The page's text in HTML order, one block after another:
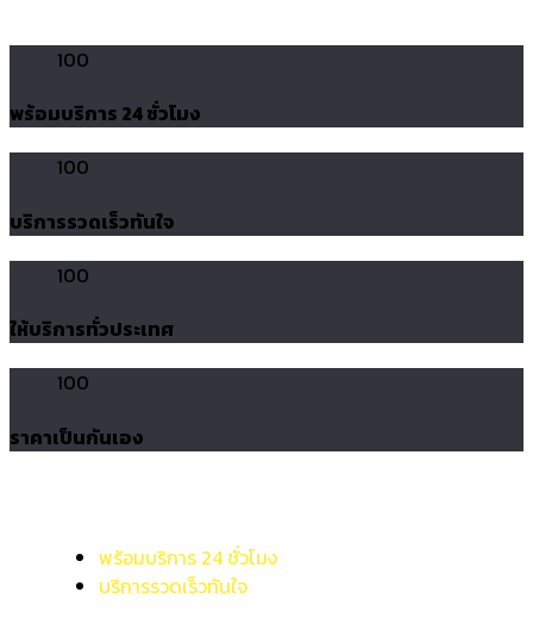
100
พร้อมบริการ 24 ชั่วโมง
100
บริการรวดเร็วทันใจ
100
ให้บริการทั่วประเทศ
100
ราคาเป็นกันเอง
พร้อมบริการ 24 ชั่วโมง
บริการรวดเร็วทันใจ